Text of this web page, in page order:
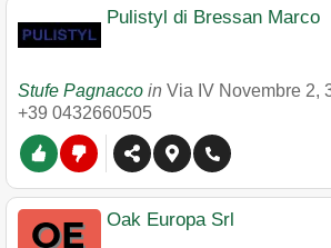
Pulistyl di Bressan Marco
Stufe Pagnacco in Via IV Novembre 2,
+39 0432660505
Oak Europa Srl